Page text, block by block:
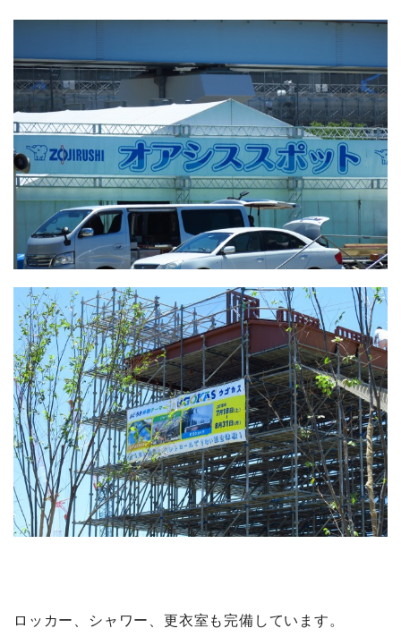
ロッカー、シャワー、更衣室も完備しています。